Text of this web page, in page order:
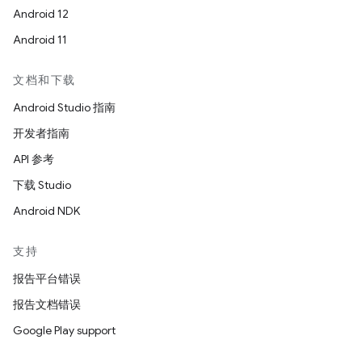
Android 12
Android 11
文档和下载
Android Studio 指南
开发者指南
API 参考
下载 Studio
Android NDK
支持
报告平台错误
报告文档错误
Google Play support